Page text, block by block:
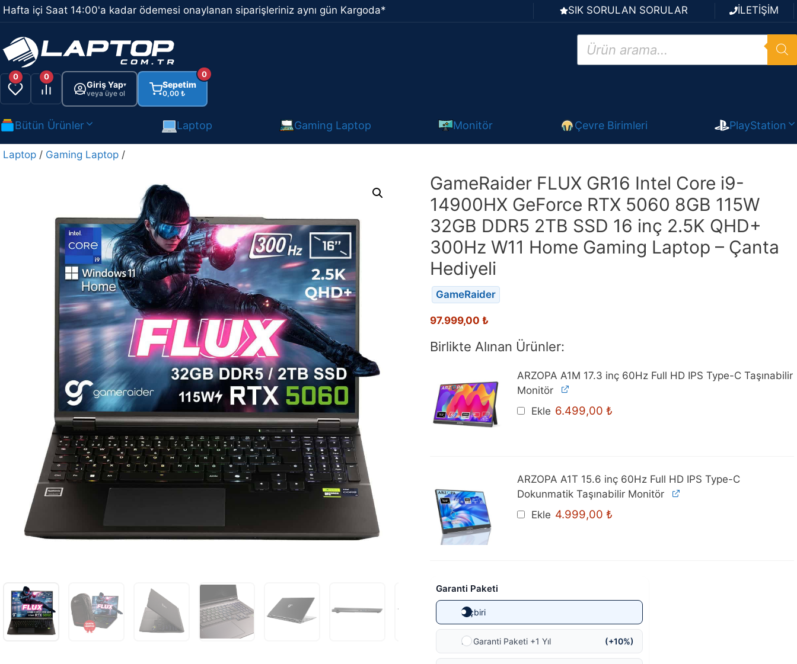
İçeriğe
atla
Hafta içi Saat 14:00'a kadar ödemesi onaylanan siparişleriniz aynı gün Kargoda* SIK SORULAN SORULAR İLETİŞİM
Products
search
0 0
Giriş Yap▾
veya üye ol
Sepetim
0,00 ₺
0
Bütün Ürünler Laptop Gaming Laptop Monitör Çevre Birimleri PlayStation
Laptop / Gaming Laptop /
GameRaider FLUX GR16 Intel Core i9-
14900HX GeForce RTX 5060 8GB 115W
32GB DDR5 2TB SSD 16 inç 2.5K QHD+
300Hz W11 Home Gaming Laptop – Çanta
Hediyeli
GameRaider
97.999,00 ₺
Birlikte Alınan Ürünler:
ARZOPA A1M 17.3 inç 60Hz Full HD IPS Type-C Taşınabilir
Monitör
Ekle Orijinal
fiyat:
6.499,00 ₺
ARZOPA A1T 15.6 inç 60Hz Full HD IPS Type-C
Dokunmatik Taşınabilir Monitör
Ekle Orijinal
fiyat:
4.999,00 ₺Mevcut
Garanti Paketi
Hiçbiri
Ek Garanti Paketi +1 Yıl (+10%)